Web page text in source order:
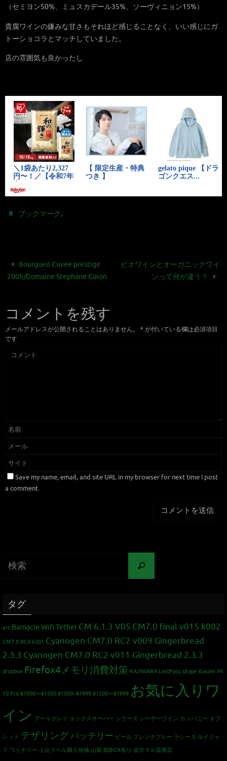
（セミヨン50%、ミュスカデール35%、ソーヴィニョン15%）
貴腐ワインの嫌みな甘さもそれほど感じることなく、いい感じにガ
トーショコラとマッチしていました。
店の雰囲気も良かったし
ブックマーク.
Bourgueil Cuvee prestige
2005/Domaine Stephane Guion
ビオワインとオーガニックワイ
ンって何が違う？
コメントを残す
メールアドレスが公開されることはありません。 * が付いている欄は必須項目
です
Save my name, email, and site URL in my browser for next time I post
a comment.
タグ
arc Barnacle Wifi Tether CM 6.1.3 V05 CM7.0 final v015 k002
CM7.0 RC4 k001 Cyanogen CM7.0 RC2 v009 Gingerbread
2.3.3 Cyanogen CM7.0 RC2 v011 Gingerbread 2.3.3
dropbox Firefox4メモリ消費対策 KAJIWARA LastPass skype Xiaomi Mi
10 Pro ¥1000〜¥1500 ¥1500~¥1999 ¥1500〜¥1999 お気に入りワ
イン アールグレイ エックスサーバー シラーズ シーザーワイン カンパニー タブ
レット テザリングバッテリー ビール フレンチブルー ラシーヌ ルイジャ
ド ワイナリー 上位ラベル購入候補 山梨 紙BOX有り 金沢マル源酒店